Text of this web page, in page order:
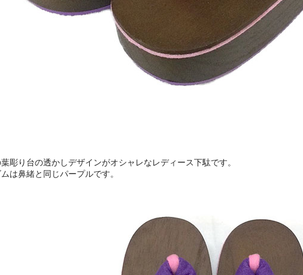
彫り台の透かしデザインがオシャレなレディース下駄です。
は鼻緒と同じパープルです。